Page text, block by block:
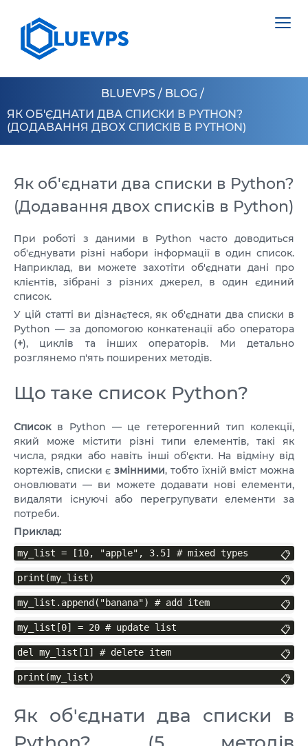
VPS ШВЕЦІЯ
VPS ГОНКОНГ
VPS КІПР
VPS США >
VPS ЛОС АНДЖЕЛЕС
VPS АТЛАНТА
VPS АШБЕРН
VPS ЕСТОНІЯ
VPS АВСТРАЛІЯ
VPS СІНГАПУР
VPS ІТАЛІЯ
VPS ІСПАНІЯ
VPS НІДЕРЛАНДИ
VPS НІМЕЧЧИНА >
VPS ДЮСЕЛЬДОРФ
VPS ОАЕ
VPS ФРАНЦІЯ
VPS БОЛГАРІЯ
VPS КАНАДА
СЕРВЕРИ >
НІДЕРЛАНДИ
ПОЛЬЩА
ЕСТОНІЯ
ШВЕЦІЯ
ГОНКОНГ
ВИСОКОПРОДУКТИВНИЙ VPS
СЛУЖБА ПІДТРИМКИ
КОЛОКЕЙШН
VPS TELEGRAM-БОТ
UA
BLUEVPS / BLOG /
ЯК ОБ'ЄДНАТИ ДВА СПИСКИ В PYTHON?
(ДОДАВАННЯ ДВОХ СПИСКІВ В PYTHON)
Як об'єднати два списки в Python?
(Додавання двох списків в Python)
При роботі з даними в Python часто доводиться
об'єднувати різні набори інформації в один список.
Наприклад, ви можете захотіти об'єднати дані про
клієнтів, зібрані з різних джерел, в один єдиний
список.
У цій статті ви дізнаєтеся, як об'єднати два списки в
Python — за допомогою конкатенації або оператора
(+), циклів та інших операторів. Ми детально
розглянемо п'ять поширених методів.
Що таке список Python?
Списокв Python — це гетерогенний тип колекції,
який може містити різні типи елементів, такі як
числа, рядки або навіть інші об'єкти. На відміну від
кортежів, списки єзмінними, тобто їхній вміст можна
оновлювати — ви можете додавати нові елементи,
видаляти існуючі або перегрупувати елементи за
потреби.
Приклад:
my_list = [10, "apple", 3.5] # mixed types 📋
print(my_list) 📋
my_list.append("banana") # add item 📋
my_list[0] = 20 # update list 📋
del my_list[1] # delete item 📋
print(my_list) 📋
Як об'єднати два списки в